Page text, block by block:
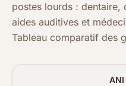
postes lourds : dentaire,
aides auditives et
Tableau comparatif des
ANI